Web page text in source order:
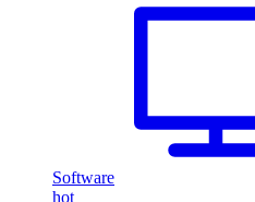
Software
hot